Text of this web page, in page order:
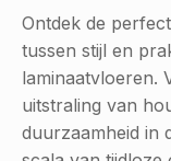
Ontdek de
tussen stijl en
laminaatvloeren.
uitstraling van
duurzaamheid in